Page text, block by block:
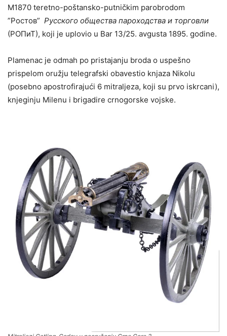
M1870 teretno-poštansko-putničkim parobrodom
”Ростов” Русского общества пароходства и торговли
(РОПиТ), koji je uplovio u Bar 13/25. avgusta 1895. godine.
Plamenac je odmah po pristajanju broda o uspešno
prispelom oružju telegrafski obavestio knjaza Nikolu
(posebno apostrofirajući 6 mitraljeza, koji su prvo iskrcani),
knjeginju Milenu i brigadire crnogorske vojske.